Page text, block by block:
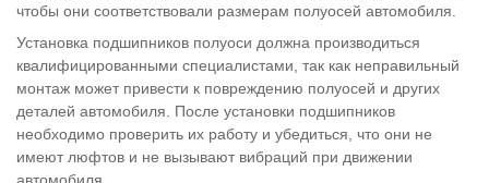
чтобы они соответствовали размерам полуосей автомобиля.
Установка подшипников полуоси должна производиться
квалифицированными специалистами, так как неправильный
монтаж может привести к повреждению полуосей и других
деталей автомобиля. После установки подшипников
необходимо проверить их работу и убедиться, что они не
имеют люфтов и не вызывают вибраций при движении